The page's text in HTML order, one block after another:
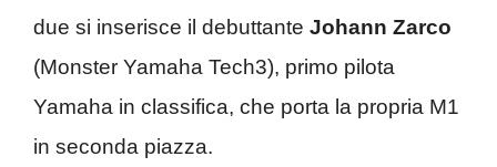
due si inserisce il debuttante Johann Zarco
(Monster Yamaha Tech3), primo pilota
Yamaha in classifica, che porta la propria M1
in seconda piazza.